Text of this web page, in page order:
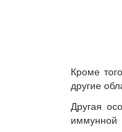
Кроме
другие
Другая
иммунной